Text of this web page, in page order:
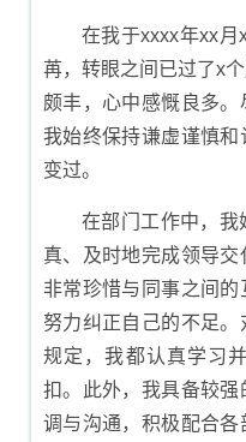
在我于xxxx年xx月
苒，转眼之间已过了x
颇丰，心中感慨良多
我始终保持谦虚谨慎
变过。
在部门工作中，我
真、及时地完成领导
非常珍惜与同事之间的
努力纠正自己的不足
规定，我都认真学习
扣。此外，我具备较
调与沟通，积极配合